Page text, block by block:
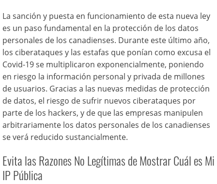
La sanción y puesta en funcionamiento de esta nueva ley
es un paso fundamental en la protección de los datos
personales de los canadienses. Durante este último año,
los ciberataques y las estafas que ponían como excusa el
Covid-19 se multiplicaron exponencialmente, poniendo
en riesgo la información personal y privada de millones
de usuarios. Gracias a las nuevas medidas de protección
de datos, el riesgo de sufrir nuevos ciberataques por
parte de los hackers, y de que las empresas manipulen
arbitrariamente los datos personales de los canadienses
se verá reducido sustancialmente.
Evita las Razones No Legítimas de Mostrar Cuál es Mi
IP Pública